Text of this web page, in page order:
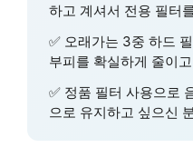
하고 계셔서 전용 필터
✅ 오래가는 3중 하드
부피를 확실하게 줄이
✅ 정품 필터 사용으로
으로 유지하고 싶으신